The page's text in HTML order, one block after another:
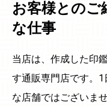
お客様とのご
な仕事
当店は、作成した印
す通販専門店です。1
な店舗ではございま